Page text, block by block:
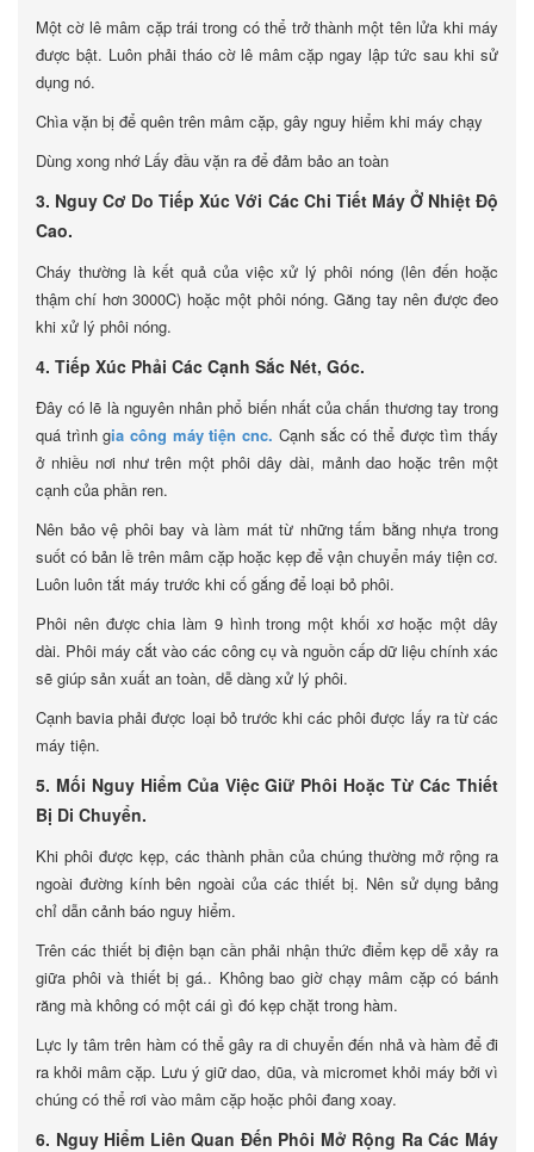
Một cờ lê mâm cặp trái trong có thể trở thành một tên lửa khi máy
được bật. Luôn phải tháo cờ lê mâm cặp ngay lập tức sau khi sử
dụng nó.
Chìa vặn bị để quên trên mâm cặp, gây nguy hiểm khi máy chạy
Dùng xong nhớ Lấy đầu vặn ra để đảm bảo an toàn
3. Nguy Cơ Do Tiếp Xúc Với Các Chi Tiết Máy Ở Nhiệt Độ
Cao.
Cháy thường là kết quả của việc xử lý phôi nóng (lên đến hoặc
thậm chí hơn 3000C) hoặc một phôi nóng. Găng tay nên được đeo
khi xử lý phôi nóng.
4. Tiếp Xúc Phải Các Cạnh Sắc Nét, Góc.
Đây có lẽ là nguyên nhân phổ biến nhất của chấn thương tay trong
quá trình gia công máy tiện cnc. Cạnh sắc có thể được tìm thấy
ở nhiều nơi như trên một phôi dây dài, mảnh dao hoặc trên một
cạnh của phần ren.
Nên bảo vệ phôi bay và làm mát từ những tấm bằng nhựa trong
suốt có bản lề trên mâm cặp hoặc kẹp để vận chuyển máy tiện cơ.
Luôn luôn tắt máy trước khi cố gắng để loại bỏ phôi.
Phôi nên được chia làm 9 hình trong một khối xơ hoặc một dây
dài. Phôi máy cắt vào các công cụ và nguồn cấp dữ liệu chính xác
sẽ giúp sản xuất an toàn, dễ dàng xử lý phôi.
Cạnh bavia phải được loại bỏ trước khi các phôi được lấy ra từ các
máy tiện.
5. Mối Nguy Hiểm Của Việc Giữ Phôi Hoặc Từ Các Thiết
Bị Di Chuyển.
Khi phôi được kẹp, các thành phần của chúng thường mở rộng ra
ngoài đường kính bên ngoài của các thiết bị. Nên sử dụng bảng
chỉ dẫn cảnh báo nguy hiểm.
Trên các thiết bị điện bạn cần phải nhận thức điểm kẹp dễ xảy ra
giữa phôi và thiết bị gá.. Không bao giờ chạy mâm cặp có bánh
răng mà không có một cái gì đó kẹp chặt trong hàm.
Lực ly tâm trên hàm có thể gây ra di chuyển đến nhả và hàm để đi
ra khỏi mâm cặp. Lưu ý giữ dao, dũa, và micromet khỏi máy bởi vì
chúng có thể rơi vào mâm cặp hoặc phôi đang xoay.
6. Nguy Hiểm Liên Quan Đến Phôi Mở Rộng Ra Các Máy